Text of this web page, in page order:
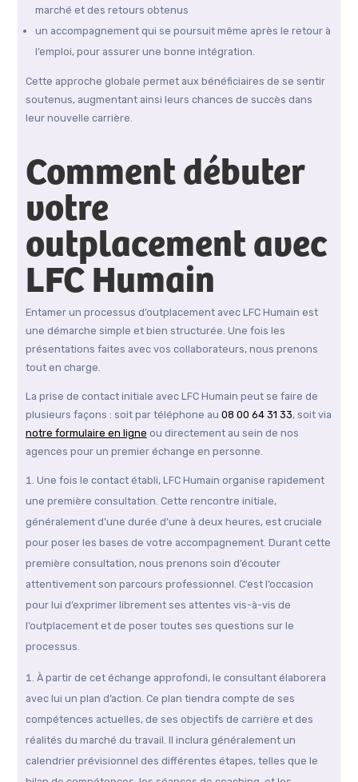
marché et des retours obtenus
un accompagnement qui se poursuit même après le retour à
l’emploi, pour assurer une bonne intégration.
Cette approche globale permet aux bénéficiaires de se sentir
soutenus, augmentant ainsi leurs chances de succès dans
leur nouvelle carrière.
Comment débuter
votre
outplacement avec
LFC Humain
Entamer un processus d’outplacement avec LFC Humain est
une démarche simple et bien structurée. Une fois les
présentations faites avec vos collaborateurs, nous prenons
tout en charge.
La prise de contact initiale avec LFC Humain peut se faire de
plusieurs façons : soit par téléphone au 08 00 64 31 33, soit via
notre formulaire en ligne ou directement au sein de nos
agences pour un premier échange en personne.
Une fois le contact établi, LFC Humain organise rapidement
une première consultation. Cette rencontre initiale,
généralement d’une durée d’une à deux heures, est cruciale
pour poser les bases de votre accompagnement. Durant cette
première consultation, nous prenons soin d’écouter
attentivement son parcours professionnel. C’est l’occasion
pour lui d’exprimer librement ses attentes vis-à-vis de
l’outplacement et de poser toutes ses questions sur le
processus.
À partir de cet échange approfondi, le consultant élaborera
avec lui un plan d’action. Ce plan tiendra compte de ses
compétences actuelles, de ses objectifs de carrière et des
réalités du marché du travail. Il inclura généralement un
calendrier prévisionnel des différentes étapes, telles que le